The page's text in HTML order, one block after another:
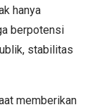
hanya
berpotensi
stabilitas
memberikan